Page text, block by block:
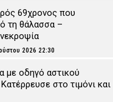
69χρονος που
τη θάλασσα –
2026 22:30
με οδηγό αστικού
στο τιμόνι και